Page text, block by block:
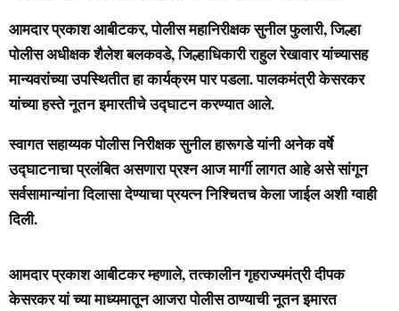
आमदार प्रकाश आबीटकर, पोलीस महानिरीक्षक सुनील फुलारी, जिल्हा
पोलीस अधीक्षक शैलेश बलकवडे, जिल्हाधिकारी राहुल रेखावार यांच्यासह
मान्यवरांच्या उपस्थितीत हा कार्यक्रम पार पडला. पालकमंत्री केसरकर
यांच्या हस्ते नूतन इमारतीचे उद्घाटन करण्यात आले.
स्वागत सहाय्यक पोलीस निरीक्षक सुनील हारूगडे यांनी अनेक वर्षे
उद्घाटनाचा प्रलंबित असणारा प्रश्न आज मार्गी लागत आहे असे सांगून
सर्वसामान्यांना दिलासा देण्याचा प्रयत्न निश्चितच केला जाईल अशी ग्वाही
दिली.
आमदार प्रकाश आबीटकर म्हणाले, तत्कालीन गृहराज्यमंत्री दीपक
केसरकर यां च्या माध्यमातून आजरा पोलीस ठाण्याची नूतन इमारत